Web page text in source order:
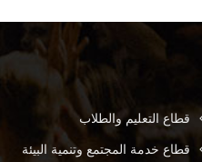
قطاع التعليم والطلاب
قطاع خدمة المجتمع وتنمية البيئة